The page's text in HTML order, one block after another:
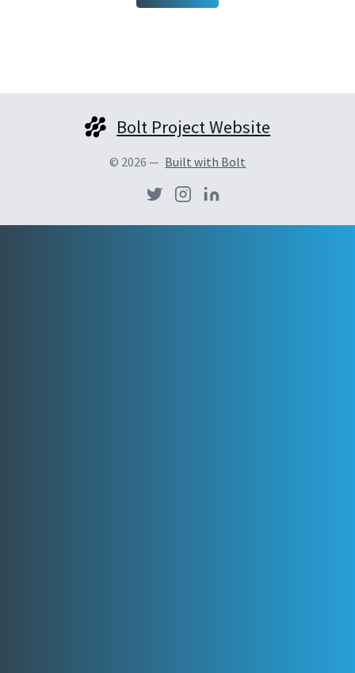
Bolt Project Website
© 2026 — Built with Bolt